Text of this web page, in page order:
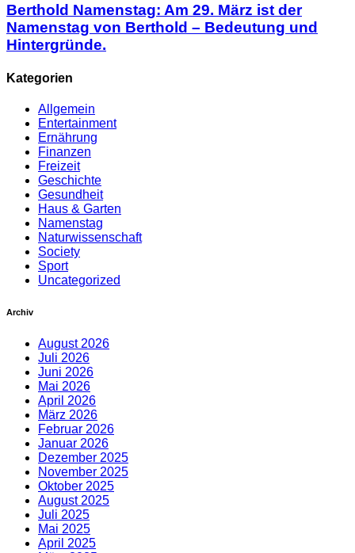
Berthold Namenstag: Am 29. März ist der
Namenstag von Berthold – Bedeutung und
Hintergründe.
Kategorien
Allgemein
Entertainment
Ernährung
Finanzen
Freizeit
Geschichte
Gesundheit
Haus & Garten
Namenstag
Naturwissenschaft
Society
Sport
Uncategorized
Archiv
August 2026
Juli 2026
Juni 2026
Mai 2026
April 2026
März 2026
Februar 2026
Januar 2026
Dezember 2025
November 2025
Oktober 2025
August 2025
Juli 2025
Mai 2025
April 2025